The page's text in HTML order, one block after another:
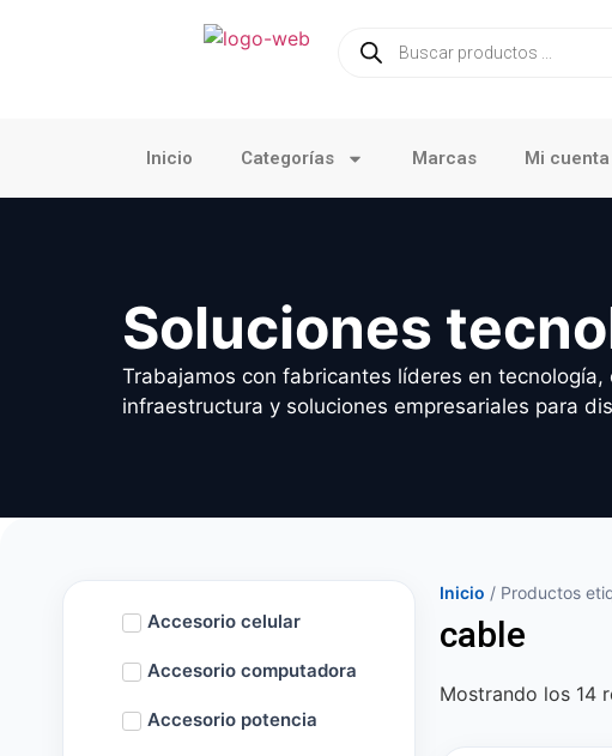
Inicio Categorías Marcas Mi cuenta
Soluciones
Trabajamos con fabricantes líderes en
infraestructura y soluciones empresariales para
Accesorio celular
Accesorio computadora
Accesorio potencia
Inicio / Productos
cable
Mostrando los 14